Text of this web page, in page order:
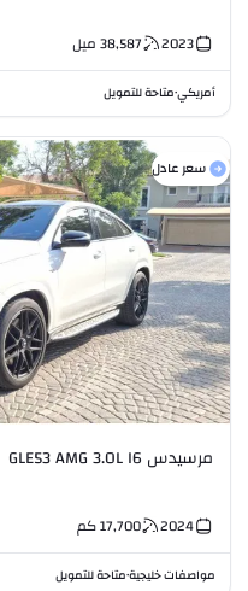
2023
38,587 ميل
أمريكي•متاحة للتمويل
سعر عادل
مرسيدس GLE53 AMG 3.0L I6
2024
17,700كم
مواصفات خليجية•متاحة للتمويل